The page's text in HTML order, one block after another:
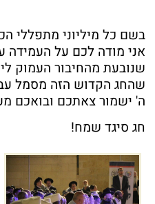
בשם כל מיליוני מתפללי
אני מודה לכם על
שנובעת מהחיבור העמוק
שהחג הקדוש הזה מסמל
ה' ישמור צאתכם ובואכם
חג סיגד שמח!